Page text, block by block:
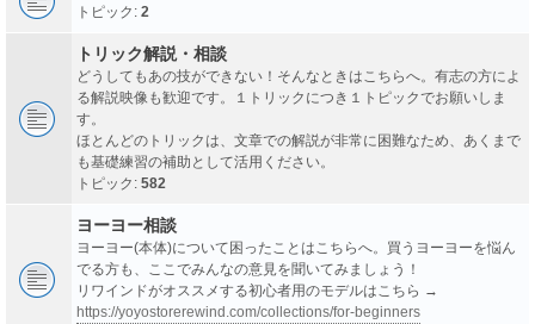
トピック: 2
トリック解説・相談
どうしてもあの技ができない！そんなときはこちらへ。有志の方によ
る解説映像も歓迎です。１トリックにつき１トピックでお願いしま
す。
ほとんどのトリックは、文章での解説が非常に困難なため、あくまで
も基礎練習の補助として活用ください。
トピック: 582
ヨーヨー相談
ヨーヨー(本体)について困ったことはこちらへ。買うヨーヨーを悩ん
でる方も、ここでみんなの意見を聞いてみましょう！
リワインドがオススメする初心者用のモデルはこちら →
https://yoyostorerewind.com/collections/for-beginners